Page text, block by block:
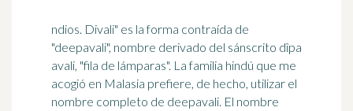
ndios. Divali" es la forma contraída de
"deepavali", nombre derivado del sánscrito dîpa
avali, "fila de lámparas". La familia hindú que me
acogió en Malasia prefiere, de hecho, utilizar el
nombre completo de deepavali. El nombre